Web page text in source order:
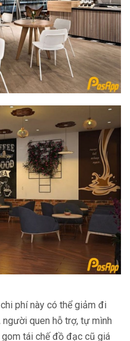
phí này có thể giảm đi
quen hỗ trợ, tự mình
tái chế đồ đạc cũ giá